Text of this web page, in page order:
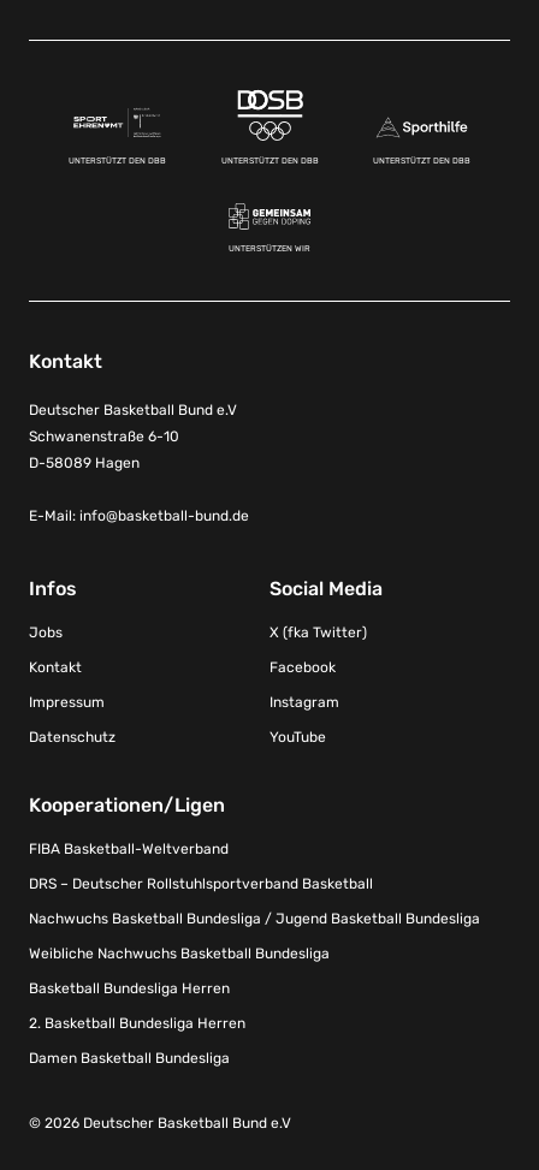
UNTERSTÜTZT DEN DBB UNTERSTÜTZT DEN DBB UNTERSTÜTZT DEN DBB
UNTERSTÜTZEN WIR
Kontakt
Deutscher Basketball Bund e.V
Schwanenstraße 6-10
D-58089 Hagen
E-Mail: info@basketball-bund.de
Infos
Jobs
Kontakt
Impressum
Datenschutz
Social Media
X (fka Twitter)
Facebook
Instagram
YouTube
Kooperationen/Ligen
FIBA Basketball-Weltverband
DRS – Deutscher Rollstuhlsportverband Basketball
Nachwuchs Basketball Bundesliga / Jugend Basketball Bundesliga
Weibliche Nachwuchs Basketball Bundesliga
Basketball Bundesliga Herren
2. Basketball Bundesliga Herren
Damen Basketball Bundesliga
© 2026 Deutscher Basketball Bund e.V